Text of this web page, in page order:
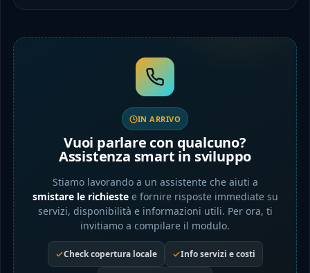
IN ARRIVO
Vuoi parlare con qualcuno?
Assistenza smart in sviluppo
Stiamo lavorando a un assistente che aiuti a
smistare le richiestee fornire risposte immediate su
servizi, disponibilità e informazioni utili. Per ora, ti
invitiamo a compilare il modulo.
Check copertura locale Info servizi e costi